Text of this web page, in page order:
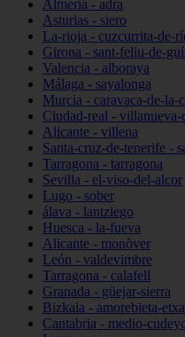
Almería - adra
Asturias - siero
La-rioja - cuzcurrita-de-
Girona - sant-feliu-de-
Valencia - alboraya
Málaga - sayalonga
Murcia - caravaca-de-la-
Ciudad-real - villanueva-
Alicante - villena
Santa-cruz-de-tenerife -
Tarragona - tarragona
Sevilla - el-viso-del-alcor
Lugo - sober
álava - lantziego
Huesca - la-fueva
Alicante - monòver
León - valdevimbre
Tarragona - calafell
Granada - güejar-sierra
Bizkaia - amorebieta-
Cantabria - medio-